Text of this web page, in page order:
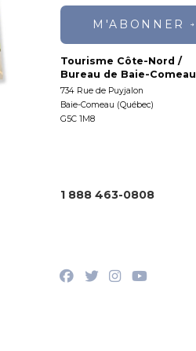
M'ABONNER
Tourisme Côte-Nord /
Bureau de Baie-Comeau
734 Rue de Puyjalon
Baie-Comeau (Québec)
G5C 1M8
1 888 463-0808